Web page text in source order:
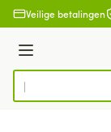
Ga naar de inhoud
Veilige betalingen
Menu
Product, merk,